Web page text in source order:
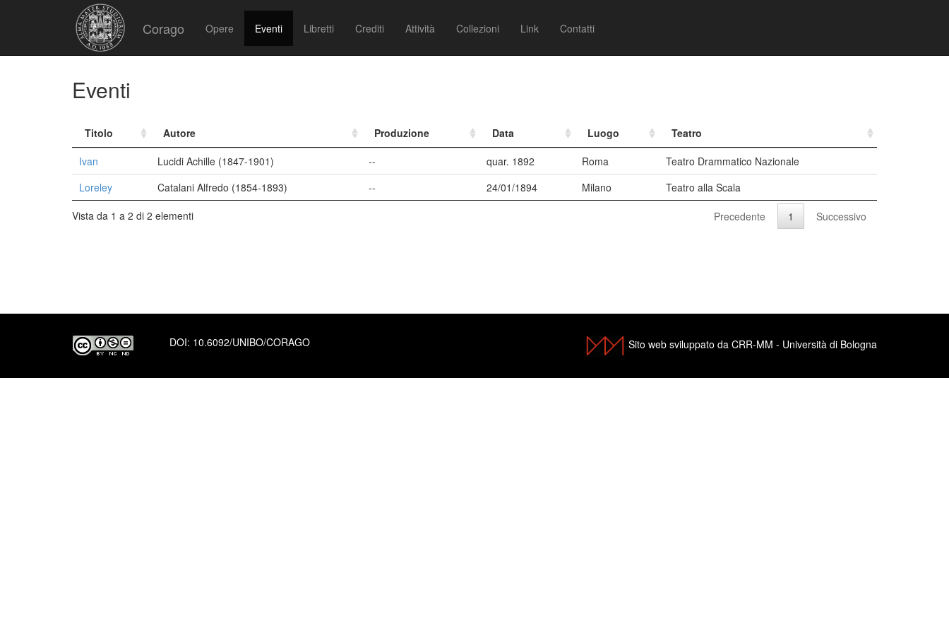
Corago Opere Eventi Libretti Crediti Attività Collezioni Link Contatti
Eventi
Titolo Autore Produzione Data Luogo
Teatro
Ivan
Lucidi Achille (1847-1901) -- quar. 1892 Roma
Teatro Drammatico Nazionale
Loreley
Catalani Alfredo (1854-1893) -- 24/01/1894 Milano
Teatro alla Scala
Vista da 1 a 2 di 2 elementi
Precedente 1 Successivo
DOI: 10.6092/UNIBO/CORAGO Sito web sviluppato da CRR-MM - Università di Bologna